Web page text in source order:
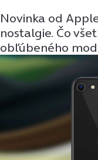
Novinka od
nostalgie. Čo
obľúbeného